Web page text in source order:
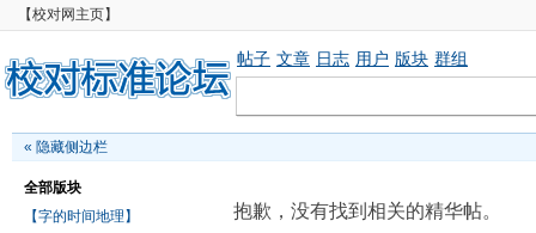
【校对网主页】
帖子 文章 日志 用户 版块 群组
« 隐藏侧边栏
全部版块
【字的时间地理】
抱歉，没有找到相关的精华帖。